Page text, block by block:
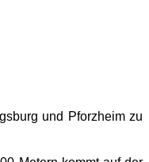
und Pforzheim zu